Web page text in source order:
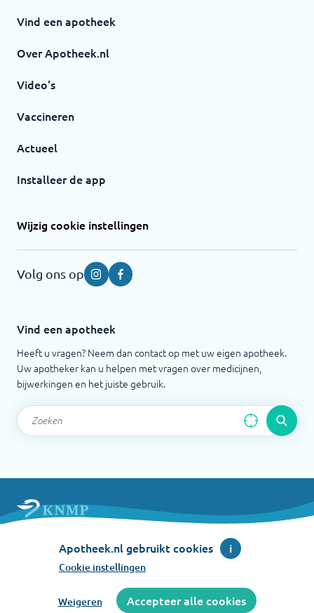
Vind een apotheek
Over Apotheek.nl
Video's
Vaccineren
Actueel
Installeer de app
Wijzig cookie instellingen
Volg ons op InstagramFacebook
Vind een apotheek
Heeft u vragen? Neem dan contact op met uw eigen apotheek.
Uw apotheker kan u helpen met vragen over medicijnen,
bijwerkingen en het juiste gebruik.
Nederlandse Maatschappij ter bevordering der
Pharmacie
Apotheek.nl gebruikt cookies i
Cookie instellingen
Weigeren Accepteer alle cookies